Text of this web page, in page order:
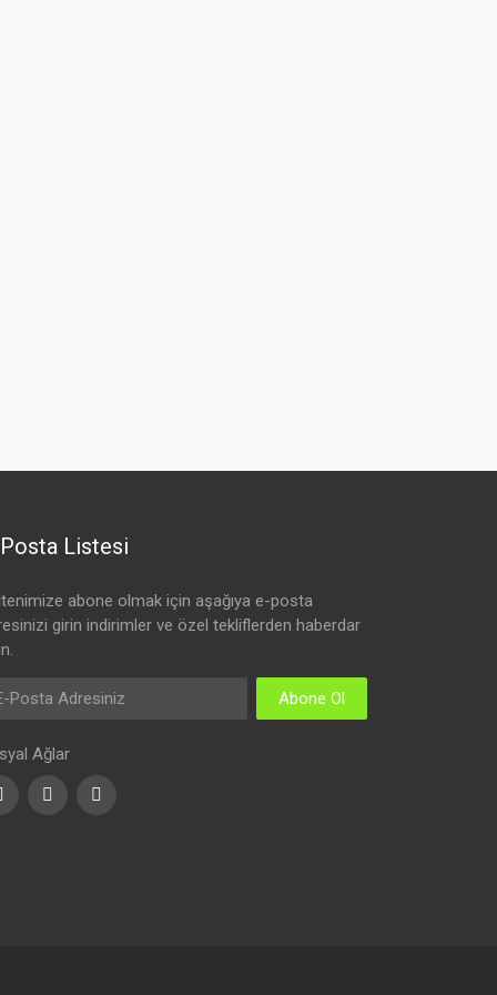
Listesi
abone olmak için aşağıya e-posta
girin indirimler ve özel tekliflerden haberdar
Abone Ol
Ağlar
YoutubeInstagram